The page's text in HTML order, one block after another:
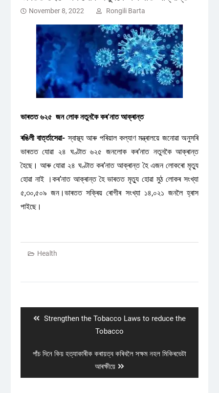
November 8, 2022 Rongili Barta
ভাৰতত ৬২৫ জন লোক নতুনকৈ কৰ’নাত আক্ৰান্ত
ৰঙিলী বাৰ্ত্তাসেৱা- স্বাস্থ্য আৰু পৰিয়াল কল্যাণ মন্ত্ৰালয়ে জনোৱা অনুসৰি
ভাৰতত যোৱা ২৪ ঘণ্টাত ৬২৫ জনলোক কৰ’নাত নতুনকৈ আক্ৰান্ত
হৈছে। আৰু যোৱা ২৪ ঘণ্টাত কৰ’নাত আক্ৰান্ত হৈ এজন লোকৰো মৃত্যু
হোৱা নাই ।কৰ’নাত আক্ৰান্ত হৈ ভাৰতত মৃত্যু হোৱা মুঠ লোকৰ সংখ্যা
৫,৩০,৫০৯ জন।ভাৰতত সক্ৰিয় ৰোগীৰ সংখ্যা ১৪,০২১ জনলৈ হ্ৰাস
পাইছে।
Health
Previous
Strengthen the Tobacco Laws to reduce the
Tobacco
Next
পাঁচ দিনে কিয় হত্যাকাৰীক কৰায়ত্ব কৰিবলৈ সক্ষম নহল মিকিৰভেটা
আৰক্ষীয়ে